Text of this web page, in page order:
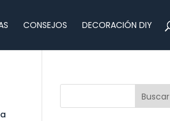
CONSEJOS DECORACIÓN DIY
Buscar